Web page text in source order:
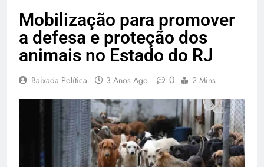
Mobilização para promover
a defesa e proteção dos
animais no Estado do RJ
Baixada Política 3 Anos Ago 0 2 Mins